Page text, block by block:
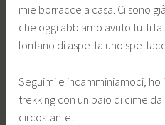
mie borracce a casa. Ci sono
che oggi abbiamo avuto tutti la
lontano di aspetta uno
Seguimi e incamminiamoci, ho
trekking con un paio di cime
circostante.